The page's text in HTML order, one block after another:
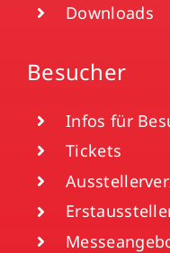
Downloads
Besucher
Infos für
Tickets